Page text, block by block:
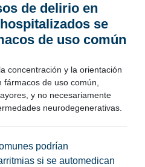
de delirio en
se
de uso común
concentración y la orientación
de uso común,
y no necesariamente
neurodegenerativas.